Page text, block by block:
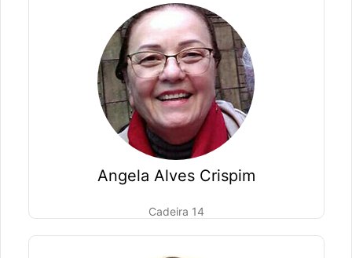
Angela Alves Crispim
Cadeira 14